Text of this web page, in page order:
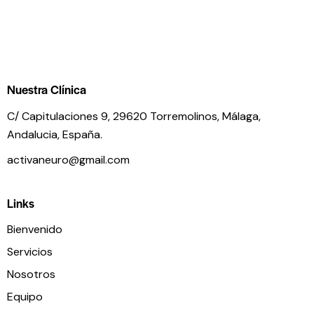
Nuestra Clínica
C/ Capitulaciones 9, 29620 Torremolinos,Málaga,
Andalucia,España.
activaneuro@gmail.com
Links
Bienvenido
Servicios
Nosotros
Equipo